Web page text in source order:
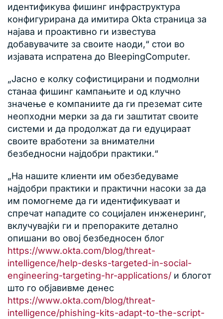
идентификува фишинг инфраструктура
конфигурирана да имитира Okta страница за
најава и проактивно ги известува
добавувачите за своите наоди,“ стои во
изјавата испратена до BleepingComputer.
„Јасно е колку софистицирани и подмолни
станаа фишинг кампањите и од клучно
значење е компаниите да ги преземат сите
неопходни мерки за да ги заштитат своите
системи и да продолжат да ги едуцираат
своите вработени за внимателни
безбедносни најдобри практики.“
„На нашите клиенти им обезбедуваме
најдобри практики и практични насоки за да
им помогнеме да ги идентификуваат и
спречат нападите со социјален инженеринг,
вклучувајќи ги и препораките детално
опишани во овој безбедносен блог
https://www.okta.com/blog/threat-
intelligence/help-desks-targeted-in-social-
engineering-targeting-hr-applications/ и блогот
што го објавивме денес
https://www.okta.com/blog/threat-
intelligence/phishing-kits-adapt-to-the-script-